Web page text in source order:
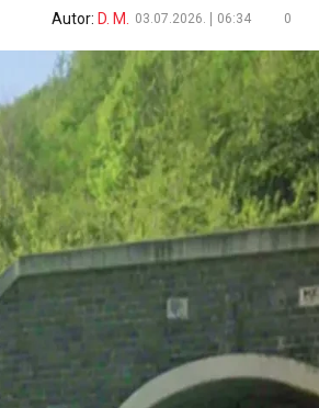
Autor: D. M. 03.07.2026. 06:34 0